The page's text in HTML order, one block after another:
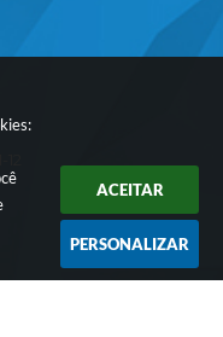
ACEITAR
PERSONALIZAR